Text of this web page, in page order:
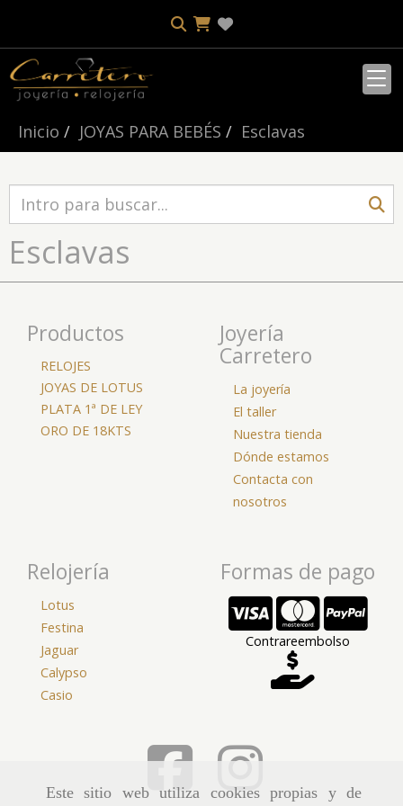
Este sitio web utiliza cookies propias y de
Inicio JOYAS PARA BEBÉS Esclavas
Esclavas
Productos
RELOJES
JOYAS DE LOTUS
PLATA 1ª DE LEY
ORO DE 18KTS
Joyería
Carretero
La joyería
El taller
Nuestra tienda
Dónde estamos
Contacta con
nosotros
Relojería
Lotus
Festina
Jaguar
Calypso
Casio
Formas de pago
Contrareembolso